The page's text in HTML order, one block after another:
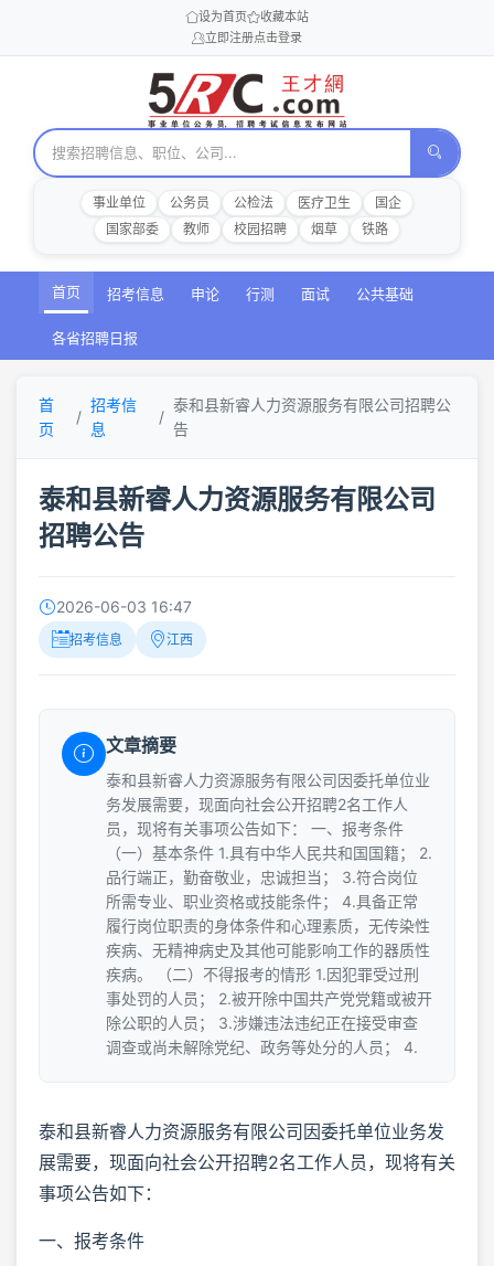
设为首页
收藏本站
立即注册点击登录
事业单位 公务员 公检法 医疗卫生
国企
国家部委
教师 校园招聘 烟草 铁路
首页 招考信息 申论 行测 面试 公共基础
各省招聘日报
首
页
招考信
息
泰和县新睿人力资源服务有限公司招聘公
告
泰和县新睿人力资源服务有限公司
招聘公告
2026-06-03 16:47
招考信息 江西
文章摘要
泰和县新睿人力资源服务有限公司因委托单位业
务发展需要，现面向社会公开招聘2名工作人
员，现将有关事项公告如下： 一、报考条件
（一）基本条件 1.具有中华人民共和国国籍； 2.
品行端正，勤奋敬业，忠诚担当； 3.符合岗位
所需专业、职业资格或技能条件； 4.具备正常
履行岗位职责的身体条件和心理素质，无传染性
疾病、无精神病史及其他可能影响工作的器质性
疾病。 （二）不得报考的情形 1.因犯罪受过刑
事处罚的人员； 2.被开除中国共产党党籍或被开
除公职的人员； 3.涉嫌违法违纪正在接受审查
调查或尚未解除党纪、政务等处分的人员； 4.
泰和县新睿人力资源服务有限公司因委托单位业务发
展需要，现面向社会公开招聘2名工作人员，现将有关
事项公告如下：
一、报考条件